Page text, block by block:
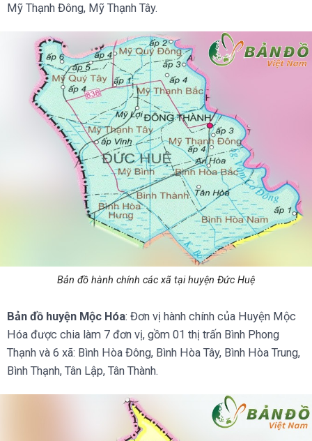
Mỹ Thạnh Đông, Mỹ Thạnh Tây.
Bản đồ hành chính các xã tại huyện Đức Huệ
Bản đồ huyện Mộc Hóa: Đơn vị hành chính của Huyện Mộc
Hóa được chia làm 7 đơn vị, gồm 01 thị trấn Bình Phong
Thạnh và 6 xã: Bình Hòa Đông, Bình Hòa Tây, Bình Hòa Trung,
Bình Thạnh, Tân Lập, Tân Thành.